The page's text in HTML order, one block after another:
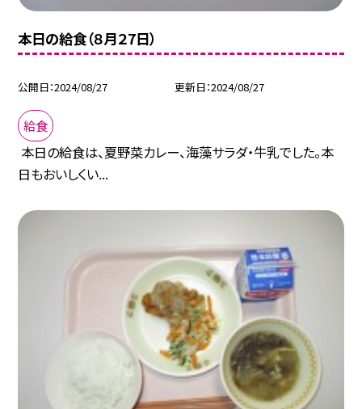
本日の給食（８月２7日）
公開日 2024/08/27 更新日 2024/08/27
給食
本日の給食は、夏野菜カレー、海藻サラダ・牛乳でした。本
日もおいしくい...